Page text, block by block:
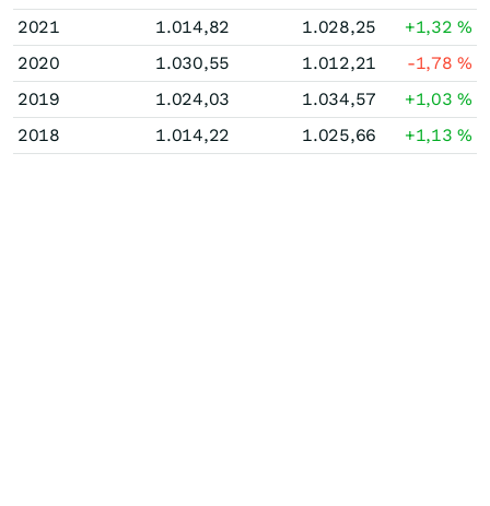
2021
1.014,82 1.028,25 +1,32%
2020
1.030,55 1.012,21 -1,78%
2019
1.024,03 1.034,57 +1,03%
2018
1.014,22 1.025,66 +1,13%